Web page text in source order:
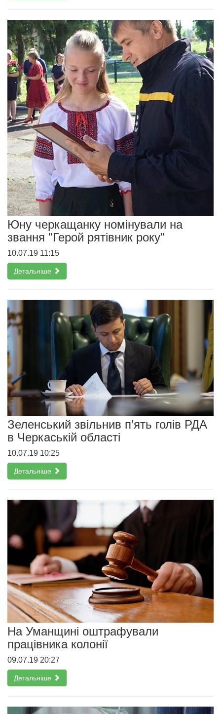
Юну черкащанку номінували на
звання "Герой рятівник року"
10.07.19 11:15
Детальніше
Зеленський звільнив п’ять голів РДА
в Черкаській області
10.07.19 10:25
Детальніше
На Уманщині оштрафували
працівника колонії
09.07.19 20:27
Детальніше